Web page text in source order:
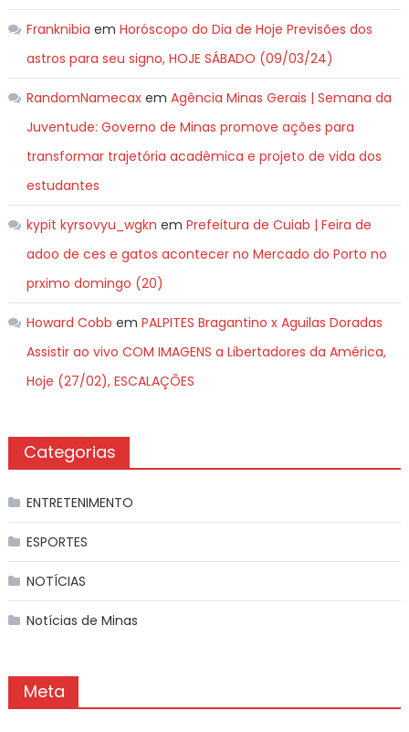
Franknibia em Horóscopo do Dia de Hoje Previsões dos
astros para seu signo, HOJE SÁBADO (09/03/24)
RandomNamecaxem Agência Minas Gerais | Semana da
Juventude: Governo de Minas promove ações para
transformar trajetória acadêmica e projeto de vida dos
estudantes
kypit kyrsovyu_wgkn em Prefeitura de Cuiab | Feira de
adoo de ces e gatos acontecer no Mercado do Porto no
prximo domingo (20)
Howard Cobb em PALPITES Bragantino x Aguilas Doradas
Assistir ao vivo COM IMAGENS a Libertadores da América,
Hoje (27/02), ESCALAÇÕES
Categorias
ENTRETENIMENTO
ESPORTES
NOTÍCIAS
Notícias de Minas
Meta